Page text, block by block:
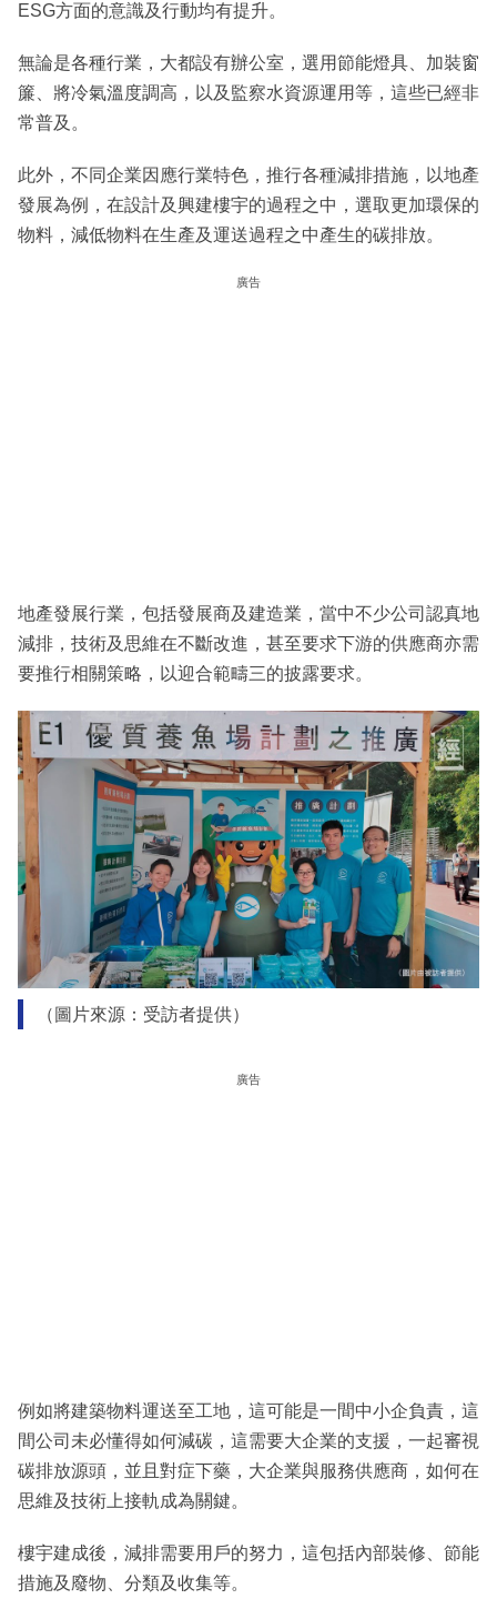
ESG方面的意識及行動均有提升。
無論是各種行業，大都設有辦公室，選用節能燈具、加裝窗
簾、將冷氣溫度調高，以及監察水資源運用等，這些已經非
常普及。
此外，不同企業因應行業特色，推行各種減排措施，以地產
發展為例，在設計及興建樓宇的過程之中，選取更加環保的
物料，減低物料在生產及運送過程之中產生的碳排放。
廣告
地產發展行業，包括發展商及建造業，當中不少公司認真地
減排，技術及思維在不斷改進，甚至要求下游的供應商亦需
要推行相關策略，以迎合範疇三的披露要求。
（圖片來源：受訪者提供）
廣告
例如將建築物料運送至工地，這可能是一間中小企負責，這
間公司未必懂得如何減碳，這需要大企業的支援，一起審視
碳排放源頭，並且對症下藥，大企業與服務供應商，如何在
思維及技術上接軌成為關鍵。
樓宇建成後，減排需要用戶的努力，這包括內部裝修、節能
措施及廢物、分類及收集等。